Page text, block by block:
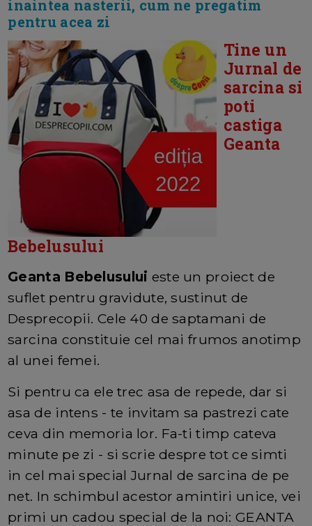
inaintea nasterii, cum ne pregatim
pentru acea zi
Tine un
Jurnal de
sarcina si
poti
castiga
Geanta
Bebelusului
Geanta Bebelusului este un proiect de
suflet pentru gravidute, sustinut de
Desprecopii. Cele 40 de saptamani de
sarcina constituie cel mai frumos anotimp
al unei femei.
Si pentru ca ele trec asa de repede, dar si
asa de intens - te invitam sa pastrezi cate
ceva din memoria lor. Fa-ti timp cateva
minute pe zi - si scrie despre tot ce simti
in cel mai special Jurnal de sarcina de pe
net. In schimbul acestor amintiri unice, vei
primi un cadou special de la noi: GEANTA